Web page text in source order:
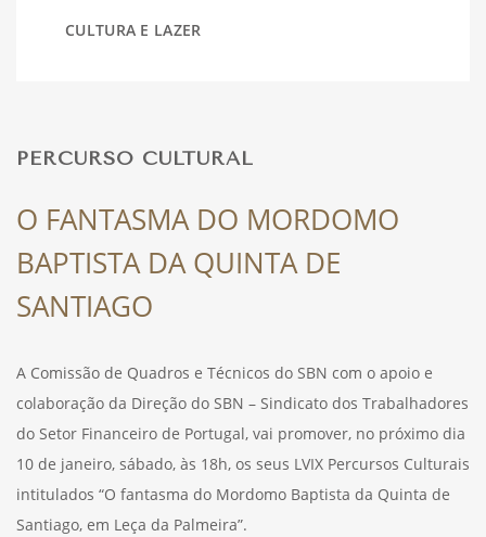
CULTURA E LAZER
FÉRIAS
SAÚDE
PERCURSO CULTURAL
O FANTASMA DO MORDOMO
BAPTISTA DA QUINTA DE
SANTIAGO
A Comissão de Quadros e Técnicos do SBN com o apoio e
colaboração da Direção do SBN – Sindicato dos Trabalhadores
do Setor Financeiro de Portugal, vai promover, no próximo dia
10 de janeiro, sábado, às 18h, os seus LVIX Percursos Culturais
intitulados “O fantasma do Mordomo Baptista da Quinta de
Santiago, em Leça da Palmeira”.